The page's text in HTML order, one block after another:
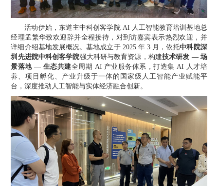
活动伊始，东道主中科创客学院AI 人工智能教育培训基地总
经理孟繁华致欢迎辞并全程接待 ，对到访嘉宾表示热烈欢迎，并
详细介绍基地发展概况。基地成立于2025 年 3 月，依托中科院深
圳先进院中科创客学院强大科研与教育资源，构建技术研发 — 场
景落地 — 生态共建全周期 AI 产业服务体系，打造集 AI 人才培
养、项目孵化、产业升级于一体的国家级人工智能产业赋能平
台，深度推动人工智能与实体经济融合创新。